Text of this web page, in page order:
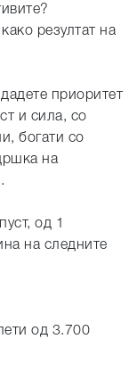
резултат на
приоритет
и сила, со
богати со
на
од 1
на следните
од 3.700